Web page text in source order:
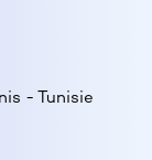
- Tunisie